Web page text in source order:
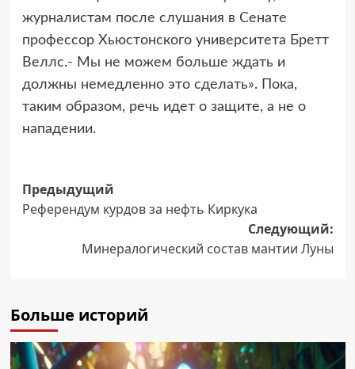
журналистам после слушания в Сенате
профессор Хьюстонского университета Бретт
Веллс.- Мы не можем больше ждать и
должны немедленно это сделать». Пока,
таким образом, речь идет о защите, а не о
нападении.
Навигация
записи
Предыдущий
Референдум курдов за нефть Киркука
Следующий:
Минералогический состав мантии Луны
Больше историй